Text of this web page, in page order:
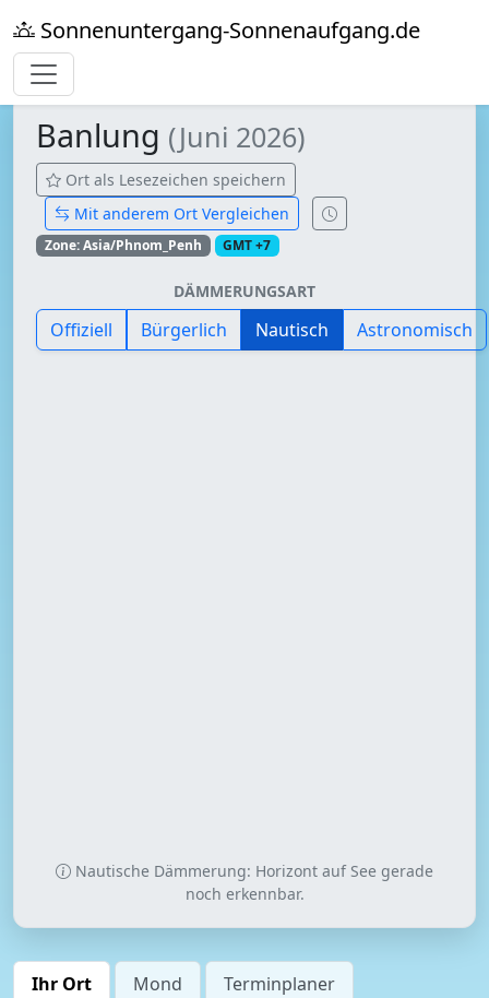
Sonnenuntergang-Sonnenaufgang.de
Banlung (Juni 2026)
Ort als Lesezeichen speichern
Mit anderem Ort Vergleichen
Zone: Asia/Phnom_Penh GMT +7
DÄMMERUNGSART
Offiziell Bürgerlich Nautisch Astronomisch
Nautische Dämmerung: Horizont auf See gerade
noch erkennbar.
Ihr Ort Mond
Terminplaner